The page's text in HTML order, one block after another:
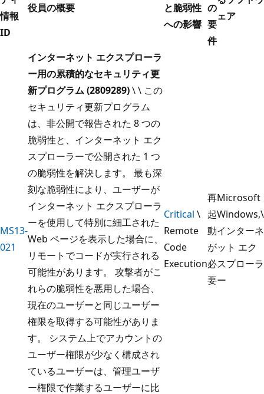
情報
ID
役員の概要
と脆弱性
への影響
の
要
件
ェア
MS13-
021
インターネット エクスプローラ
ー用の累積的なセキュリティ更
新プログラム (2809289)\ \ この
セキュリティ更新プログラム
は、非公開で報告された 8 つの
脆弱性と、インターネット エク
スプローラーで公開された 1 つ
の脆弱性を解決します。 最も深
刻な脆弱性により、ユーザーが
インターネット エクスプローラ
ーを使用して特別に細工された
Web ページを表示した場合に、
リモートでコードが実行される
可能性があります。 攻撃者がこ
れらの脆弱性を悪用した場合、
現在のユーザーと同じユーザー
権限を取得する可能性がありま
す。 システム上でアカウントの
ユーザー権限が少なく構成され
ているユーザーは、管理ユーザ
ー権限で作業するユーザーに比
Critical \
Remote
Code
Execution
再
起
動
が
必
要
Microsoft
Windows,\
インターネ
ット エク
スプローラ
ー